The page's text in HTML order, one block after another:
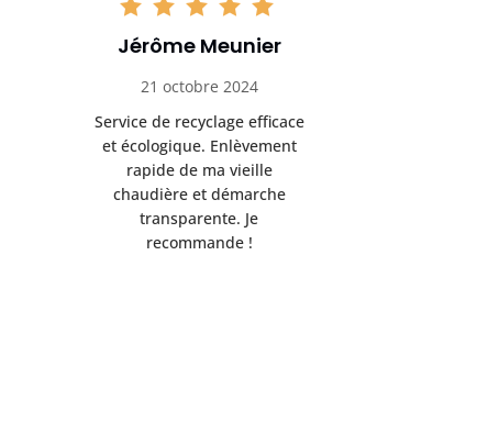
Sophie Gaillard
13 novembre 2024
Très satisfaite du service de
recyclage ferraille. Équipe
ponctuelle et respectueuse
de l'environnement.
Débarrassée de mes
encombrants métalliques en